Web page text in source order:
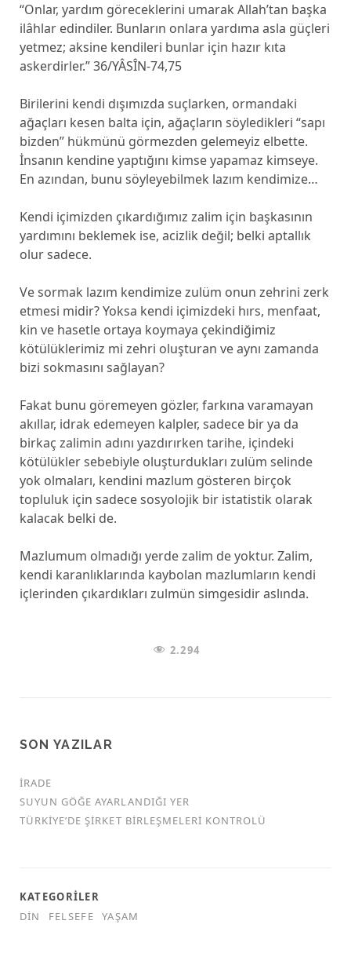
“Onlar, yardım göreceklerini umarak Allah’tan başka
ilâhlar edindiler. Bunların onlara yardıma asla güçleri
yetmez; aksine kendileri bunlar için hazır kıta
askerdirler.” 36/YÂSÎN-74,75
Birilerini kendi dışımızda suçlarken, ormandaki
ağaçları kesen balta için, ağaçların söyledikleri “sapı
bizden” hükmünü görmezden gelemeyiz elbette.
İnsanın kendine yaptığını kimse yapamaz kimseye.
En azından, bunu söyleyebilmek lazım kendimize…
Kendi içimizden çıkardığımız zalim için başkasının
yardımını beklemek ise, acizlik değil; belki aptallık
olur sadece.
Ve sormak lazım kendimize zulüm onun zehrini zerk
etmesi midir? Yoksa kendi içimizdeki hırs, menfaat,
kin ve hasetle ortaya koymaya çekindiğimiz
kötülüklerimiz mi zehri oluşturan ve aynı zamanda
bizi sokmasını sağlayan?
Fakat bunu göremeyen gözler, farkına varamayan
akıllar, idrak edemeyen kalpler, sadece bir ya da
birkaç zalimin adını yazdırırken tarihe, içindeki
kötülükler sebebiyle oluşturdukları zulüm selinde
yok olmaları, kendini mazlum gösteren birçok
topluluk için sadece sosyolojik bir istatistik olarak
kalacak belki de.
Mazlumum olmadığı yerde zalim de yoktur. Zalim,
kendi karanlıklarında kaybolan mazlumların kendi
içlerinden çıkardıkları zulmün simgesidir aslında.
2.294
SON YAZILAR
İRADE
SUYUN GÖĞE AYARLANDIĞI YER
TÜRKİYE’DE ŞİRKET BİRLEŞMELERİ KONTROLÜ
KATEGORILER
DIN
FELSEFE YAŞAM